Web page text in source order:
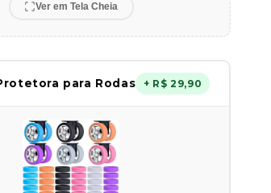
Ver em Tela Cheia
para Rodas + R$ 29,90